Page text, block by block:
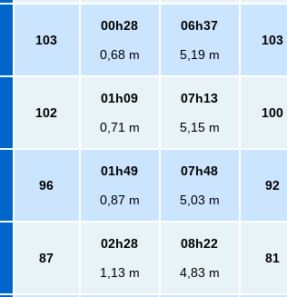
103
00h28
0,68 m
06h37
5,19 m
103
102
01h09
0,71 m
07h13
5,15 m
100
96
01h49
0,87 m
07h48
5,03 m
92
87
02h28
1,13 m
08h22
4,83 m
81